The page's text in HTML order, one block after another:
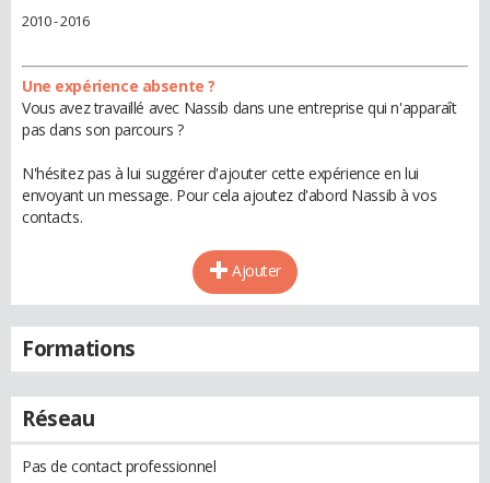
2010 - 2016
Une expérience absente ?
Vous avez travaillé avec Nassib dans une entreprise qui n'apparaît
pas dans son parcours ?
N'hésitez pas à lui suggérer d'ajouter cette expérience en lui
envoyant un message. Pour cela ajoutez d'abord Nassib à vos
contacts.
Ajouter
Formations
Réseau
Pas de contact professionnel